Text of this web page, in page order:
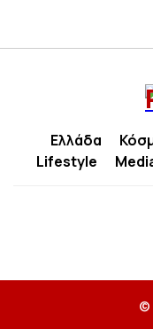
Ελλάδα
Lifestyle
©